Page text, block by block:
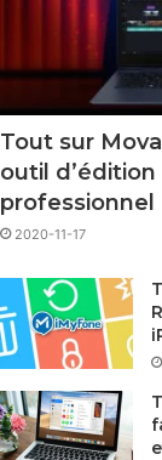
Tout sur
outil
professionnel
2020-11-17